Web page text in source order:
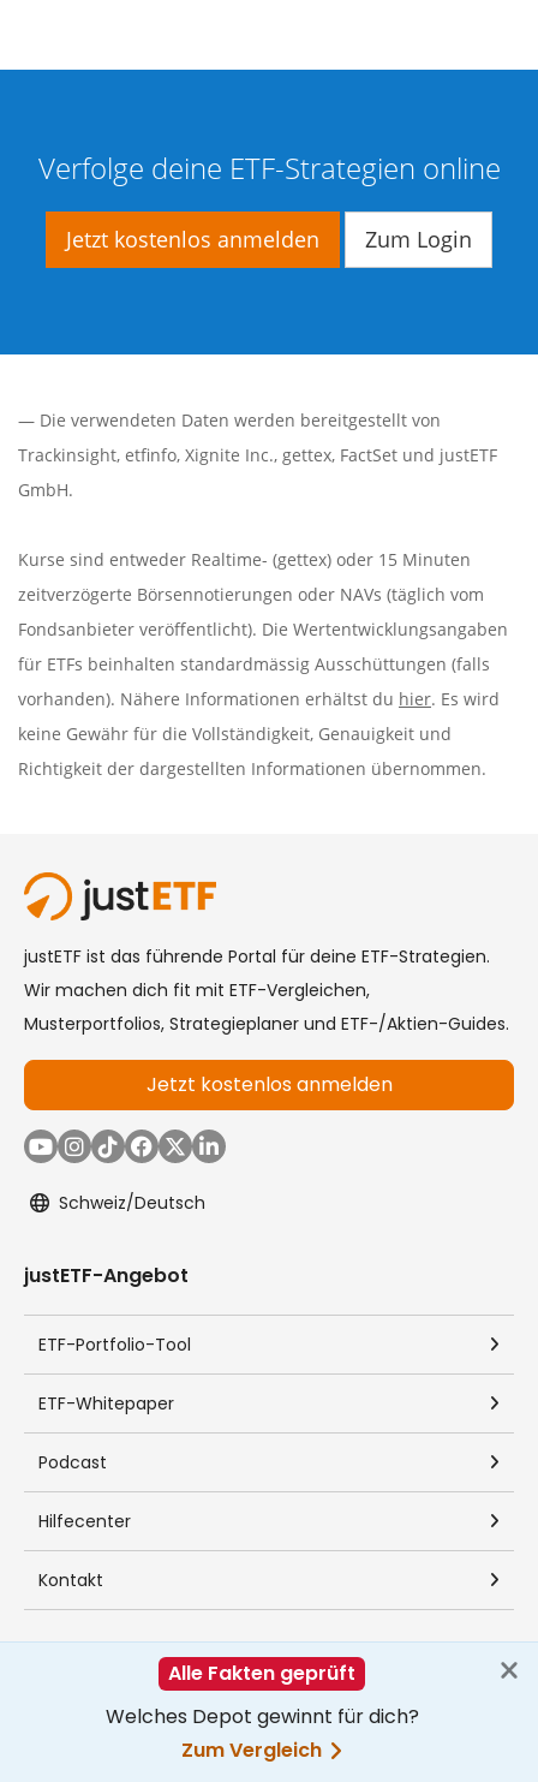
Verfolge deine ETF-Strategien online
Jetzt kostenlos anmelden Zum Login
— Die verwendeten Daten werden bereitgestellt von
Trackinsight, etfinfo, Xignite Inc., gettex, FactSet und justETF
GmbH.
Kurse sind entweder Realtime- (gettex) oder 15 Minuten
zeitverzögerte Börsennotierungen oder NAVs (täglich vom
Fondsanbieter veröffentlicht). Die Wertentwicklungsangaben
für ETFs beinhalten standardmässig Ausschüttungen (falls
vorhanden). Nähere Informationen erhältst du hier. Es wird
keine Gewähr für die Vollständigkeit, Genauigkeit und
Richtigkeit der dargestellten Informationen übernommen.